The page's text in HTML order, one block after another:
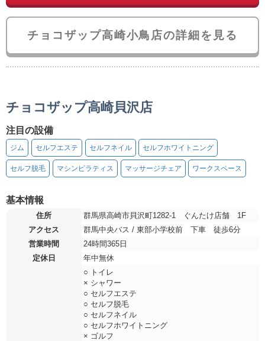
チョコザップ高崎小鳥店の詳細を見る
チョコザップ高崎貝沢店
注目の設備
ジム セルフエステ セルフネイル セルフホワイトニング
セルフ脱毛 マシンピラティス マッサージチェア ワークスペース
基本情報
住所
群馬県高崎市貝沢町1282-1 ぐんたけ店舗 1F
アクセス
群馬中央バス / 東部小学校前 下車 徒歩6分
営業時間
24時間365日
定休日
年中無休
○ トイレ
× シャワー
○ セルフエステ
○ セルフ脱毛
○ セルフネイル
○ セルフホワイトニング
× ゴルフ